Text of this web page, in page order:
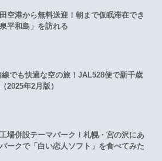
空港から無料送迎！朝まで仮眠滞在でき
平和島」を訪れる
でも快適な空の旅！JAL528便で新千歳
2025年2月版）
場併設テーマパーク！札幌・宮の沢にあ
ークで「白い恋人ソフト」を食べてみた